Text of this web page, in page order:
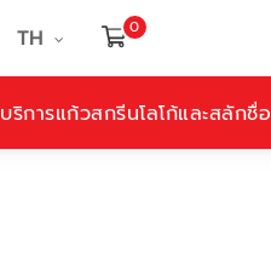
TH 0
บริการแก้วสกรีนโลโก้และสลักชื่อ